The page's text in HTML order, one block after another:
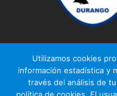
© Ezkurdi KT
Utilizamos cookies
información estadística y
través del análisis de